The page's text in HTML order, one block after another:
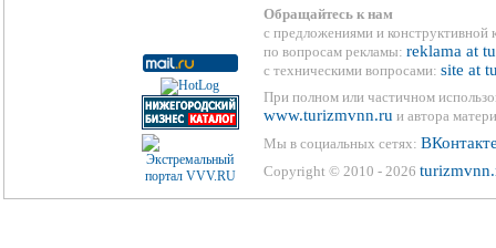
Обращайтесь к нам
с предложениями и конструктивной
по вопросам рекламы: reklama at
с техническими вопросами: site at
При полном или частичном
www.turizmvnn.ru и автора
Мы в социальных сетях:
Copyright © 2010 - 2026